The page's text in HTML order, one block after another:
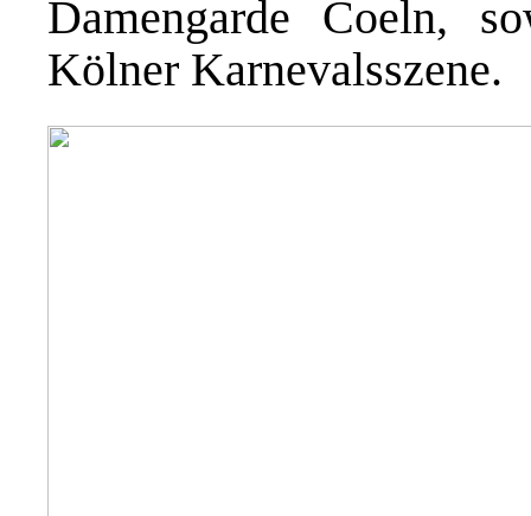
Damengarde Coeln,
Kölner Karnevalsszene.